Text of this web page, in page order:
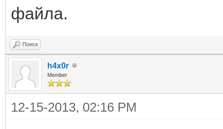
файла.
Поиск
h4x0r
Member
12-15-2013, 02:16 PM